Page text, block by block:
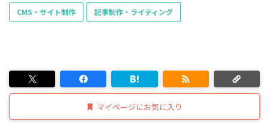
CMS・サイト制作 記事制作・ライティング
マイページにお気に入り